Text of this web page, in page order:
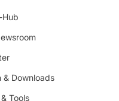
Hub
& Downloads
Tools